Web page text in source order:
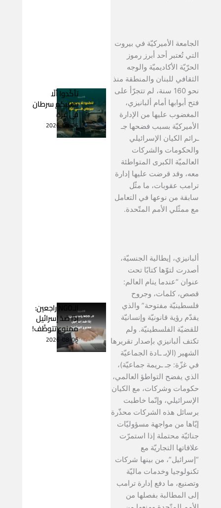
الجامعة الأميركيّة في بيروت
التي تُعتبر أحد أبرز رموز
الحرّيّة الأكاديميّة والوجه
الثقافي للبنان والمنطقة منذ
نحو 160 سنة، لم تتجرّأ على
فتح أبوابها أمام ألبانيزي،
المغضوب عليها من الإدارة
الأميركيّة بسبب فضحها جـ
ـرائم الكيان الإسرائيلي
والحكومات والشركات
العالميّة الكبرى المتواطئة
معه، وقد قرضت عليها إدارة
ترامب عقوبات، ما مثّل
سابقة من نوعها في التعامل
مع ممثّلي الأمم المتّحدة.
ألبانيزي، إيطالية الجنسيّة،
أصدرت لتوّها كتابًا تحت
عنوان “عندما ينام العالم:
قصص، كلمات، وجروح
فلسطينيّة مفتوحة” والذي
يقدّم رؤية قانونيّة وإنسانيّة
للقضيّة الفلسطينيّة. ولم
تكتف ألبانيزي بإصدار تقريرها
الشهير (الإبـ ـادة الجماعيّة
في غزّة: جـ ـريمة جماعيّة)،
الذي يفضح التواطؤ العالمي،
حكومات وشركات، مع الكيان
الإسرائيلي، وإنّما خاطبت
برسائل هذه الشركات محذّرة
إيّاها من مواجهة مسؤوليّات
جنائيّة محتملة إذا استمرّت
علاقاتها التجاريّة مع
“إسرائيل”، من بينها شركات
تكنولوجيا وخدمات ماليّة
وتصنيع، ما دفع إدارة ترامب
إلى المطالبة بفصلها من
تأكّدوا ألّا
يصيبكم سرطان
في غزّة
2026-08-06
الـNGO راجعين:
إذا ضدّ إسرائيل
ممنوع تتوظّف!
2026-08-06